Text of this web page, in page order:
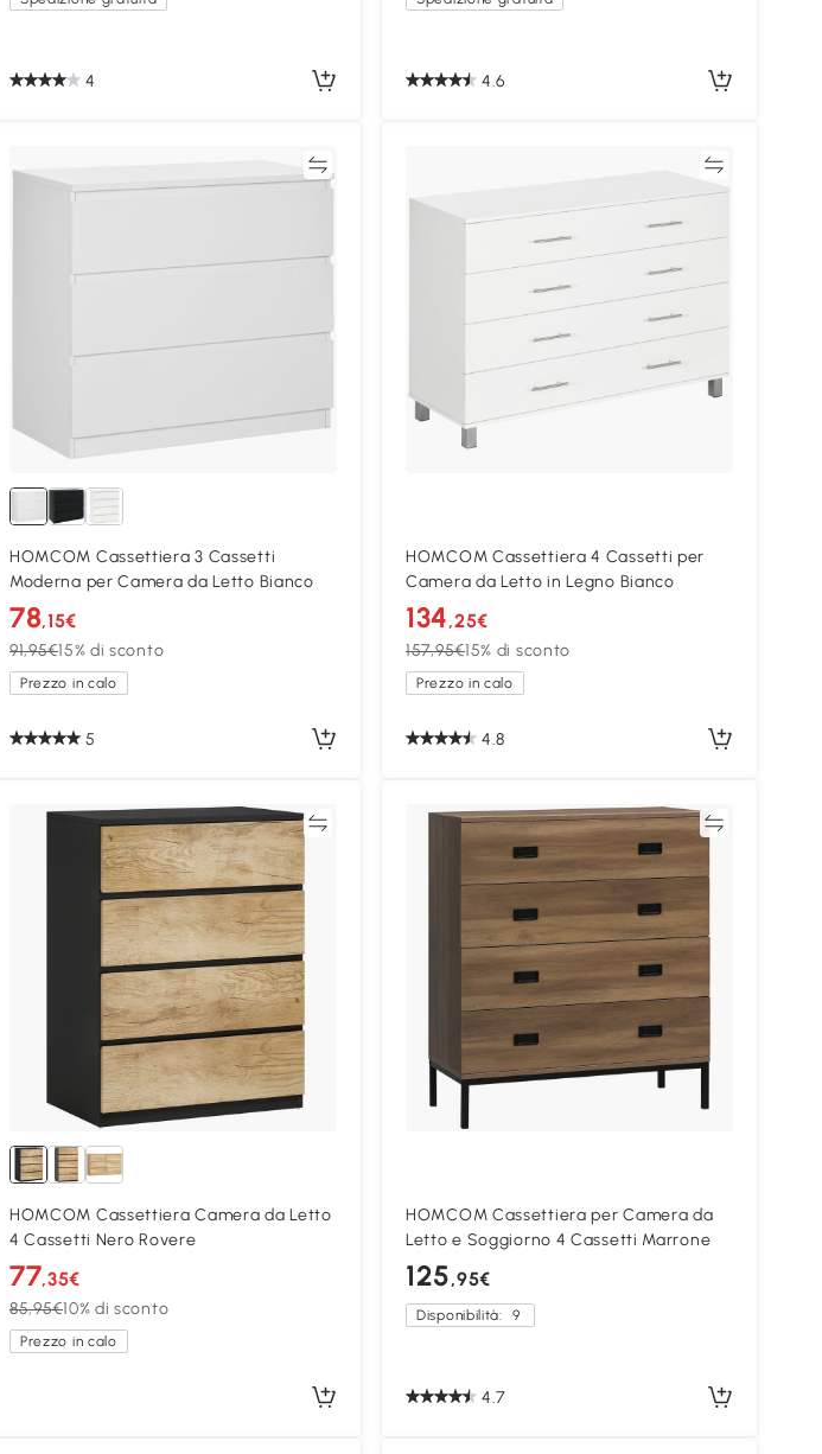
4 4.6
HOMCOM Cassettiera 3 Cassetti
Moderna per Camera da Letto Bianco
78,15€
91,95€15% di sconto
Prezzo in calo
5
HOMCOM Cassettiera 4 Cassetti per
Camera da Letto in Legno Bianco
134,25€
157,95€15% di sconto
Prezzo in calo
4.8
Confronta
HOMCOM Cassettiera Camera da Letto
4 Cassetti Nero Rovere
77,35€
85,95€10% di sconto
Prezzo in calo
Confronta
HOMCOM Cassettiera per Camera da
Letto e Soggiorno 4 Cassetti Marrone
125,95€
Disponibilità: 9
4.7